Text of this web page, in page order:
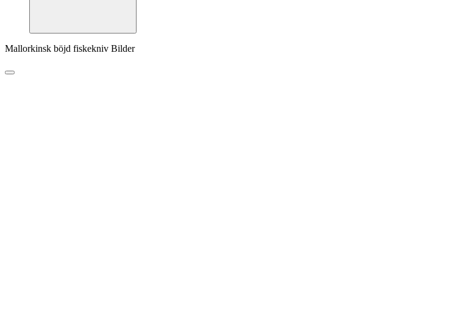
Mallorkinsk böjd fiskekniv Bilder